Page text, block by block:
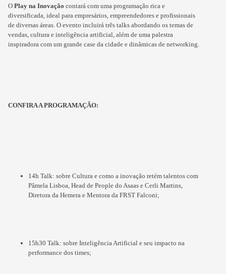
O Play na Inovação contará com uma programação rica e
diversificada, ideal para empresários, empreendedores e profissionais
de diversas áreas. O evento incluirá três talks abordando os temas de
vendas, cultura e inteligência artificial, além de uma palestra
inspiradora com um grande case da cidade e dinâmicas de networking.
CONFIRA A PROGRAMAÇÃO:
14h Talk: sobre Cultura e como a inovação retém talentos com
Pâmela Lisboa, Head de People do Asaas e Cerli Martins,
Diretora da Hemera e Mentora da FRST Falconi;
15h30 Talk: sobre Inteligência Artificial e seu impacto na
performance dos times;